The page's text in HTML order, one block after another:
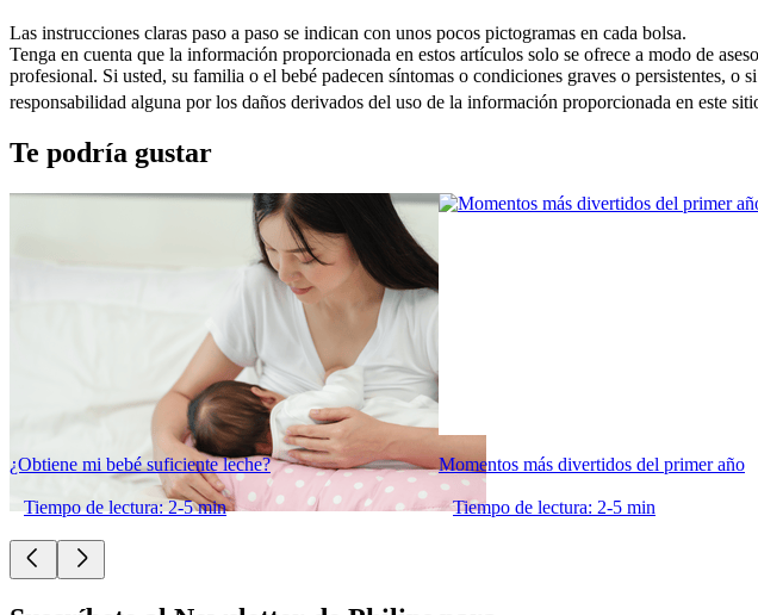
Las instrucciones claras paso a paso se indican con unos pocos pictogramas en cada bolsa.
Tenga en cuenta que la información proporcionada en estos artículos solo se ofrece a modo de
profesional. Si usted, su familia o el bebé padecen síntomas o condiciones graves o persistentes,
responsabilidad alguna por los daños derivados del uso de la información proporcionada en este
Te podría gustar
¿Obtiene mi bebé suficiente leche?
Tiempo de lectura: 2-5 min
Momentos más divertidos del primer año
Tiempo de lectura: 2-5 min